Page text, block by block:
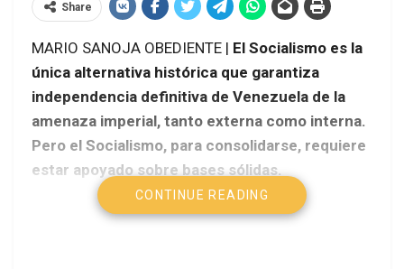
Share
MARIO SANOJA OBEDIENTE | El Socialismo es la
única alternativa histórica que garantiza
independencia definitiva de Venezuela de la
amenaza imperial, tanto externa como interna.
Pero el Socialismo, para consolidarse, requiere
estar apoyado sobre bases sólidas.
CONTINUE READING